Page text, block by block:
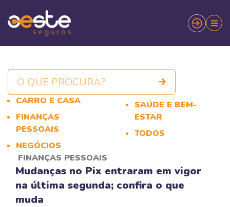
CARRO E CASA
FINANÇAS
PESSOAIS
NEGÓCIOS
SAÚDE E BEM-
ESTAR
TODOS
FINANÇAS PESSOAIS
Mudanças no Pix entraram em vigor
na última segunda; confira o que
muda